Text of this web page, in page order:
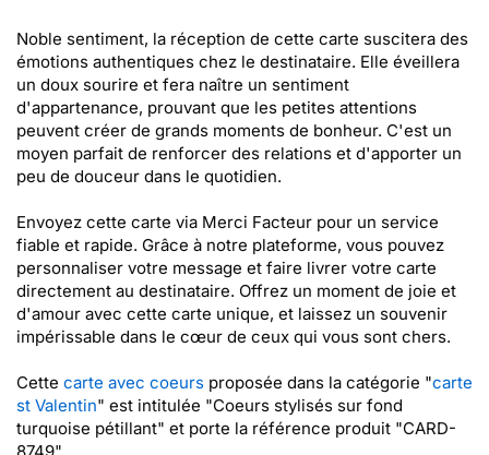
Noble sentiment, la réception de cette carte suscitera des
émotions authentiques chez le destinataire. Elle éveillera
un doux sourire et fera naître un sentiment
d'appartenance, prouvant que les petites attentions
peuvent créer de grands moments de bonheur. C'est un
moyen parfait de renforcer des relations et d'apporter un
peu de douceur dans le quotidien.
Envoyez cette carte via Merci Facteur pour un service
fiable et rapide. Grâce à notre plateforme, vous pouvez
personnaliser votre message et faire livrer votre carte
directement au destinataire. Offrez un moment de joie et
d'amour avec cette carte unique, et laissez un souvenir
impérissable dans le cœur de ceux qui vous sont chers.
Cette carte avec coeurs proposée dans la catégorie "carte
st Valentin" est intitulée "Coeurs stylisés sur fond
turquoise pétillant" et porte la référence produit "CARD-